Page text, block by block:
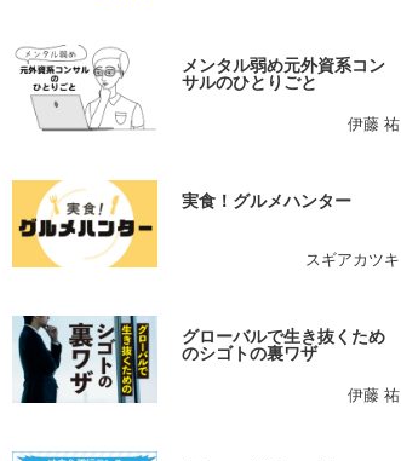
メンタル弱め元外資系コン
サルのひとりごと
伊藤 祐
実食！グルメハンター
スギアカツキ
グローバルで生き抜くため
のシゴトの裏ワザ
伊藤 祐